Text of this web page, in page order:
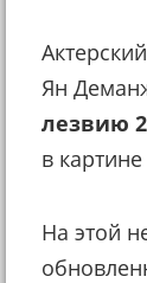
Ян
лезвию
в
На этой